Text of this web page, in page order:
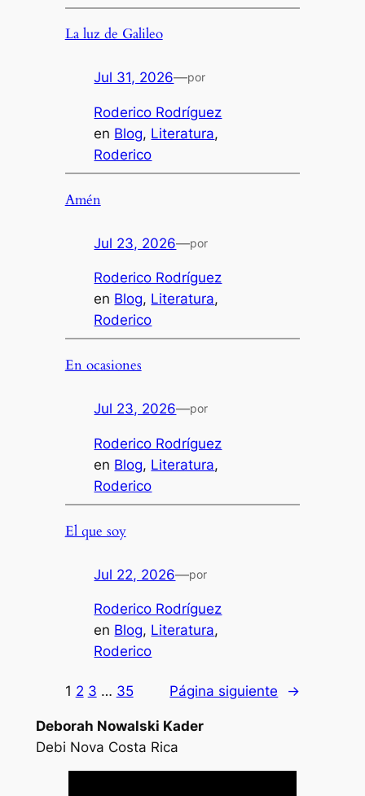
La luz de Galileo
Jul 31, 2026—por
Roderico Rodríguez
en Blog, Literatura
Roderico
Amén
Jul 23, 2026—por
Roderico Rodríguez
en Blog, Literatura
Roderico
En ocasiones
Jul 23, 2026—por
Roderico Rodríguez
en Blog, Literatura
Roderico
El que soy
Jul 22, 2026—por
Roderico Rodríguez
en Blog, Literatura
Roderico
1 2 3 … 35 Página siguiente →
Deborah Nowalski Kader
Debi Nova Costa Rica